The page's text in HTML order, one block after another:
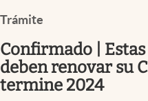
Pc y celular
Vida y estilo
Trámite
Confirmado |
deben renovar su
termine 2024